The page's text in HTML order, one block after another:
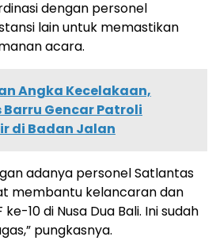
dengan personel
lain untuk memastikan
acara.
Angka Kecelakaan,
Gencar Patroli
di Badan Jalan
adanya personel Satlantas
membantu kelancaran dan
10 di Nusa Dua Bali. Ini sudah
pungkasnya.